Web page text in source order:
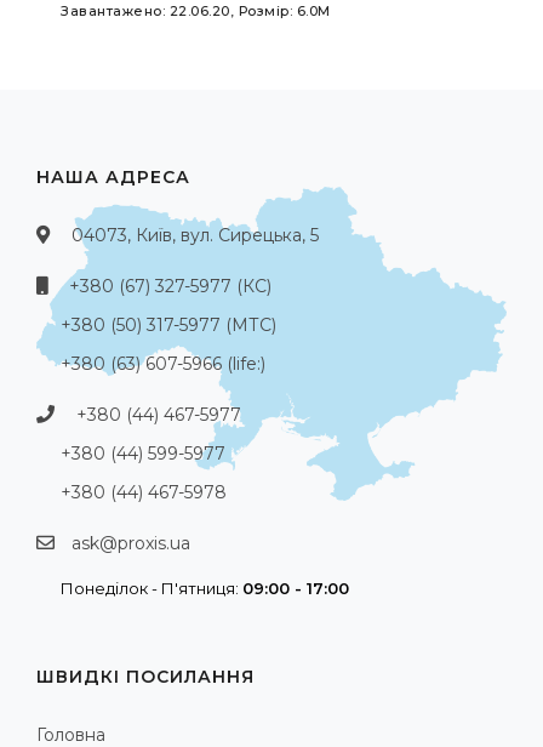
Завантажено: 22.06.20, Розмір: 6.0M
НАША АДРЕСА
04073, Київ, вул. Сирецька, 5
+380 (67) 327-5977 (КС)
+380 (50) 317-5977 (МТС)
+380 (63) 607-5966 (life:)
+380 (44) 467-5977
+380 (44) 599-5977
+380 (44) 467-5978
ask@proxis.ua
Понеділок - П'ятниця: 09:00 - 17:00
ШВИДКІ ПОСИЛАННЯ
Головна